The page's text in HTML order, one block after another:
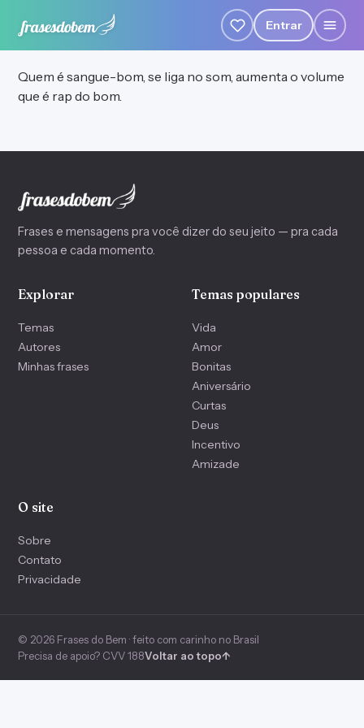
Entrar
Quem é sangue-bom, se liga no som, aumenta o volume
que é rap do bom.
Frases e mensagens pra você dizer do seu jeito — pra cada
pessoa e cada momento.
Explorar
Temas
Autores
Minhas frases
Temas populares
Vida
Amor
Bonitas
Aniversário
Curtas
Deus
Incentivo
Amizade
O site
Sobre
Contato
Privacidade
© 2026 Frases do Bem · feito com carinho no Brasil
Precisa de apoio? CVV 188Voltar ao topo↑